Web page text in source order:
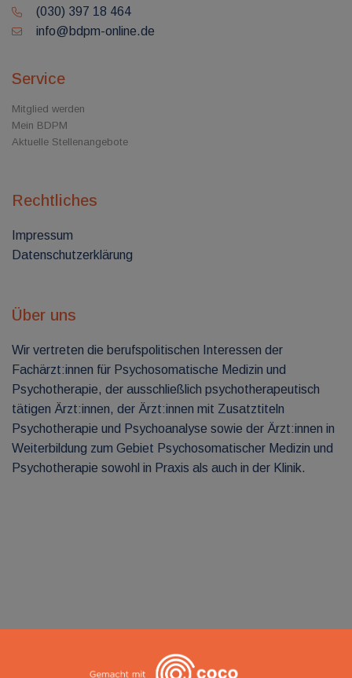
(030) 397 18 464
info@bdpm-online.de
Service
Mitglied werden
Mein BDPM
Aktuelle Stellenangebote
Rechtliches
Impressum
Datenschutzerklärung
Über uns
Wir vertreten die berufspolitischen Interessen der
Fachärzt:innen für Psychosomatische Medizin und
Psychotherapie, der ausschließlich psychotherapeutisch
tätigen Ärzt:innen, der Ärzt:innen mit Zusatztiteln
Psychotherapie und Psychoanalyse sowie der Ärzt:innen in
Weiterbildung zum Gebiet Psychosomatischer Medizin und
Psychotherapie sowohl in Praxis als auch in der Klinik.